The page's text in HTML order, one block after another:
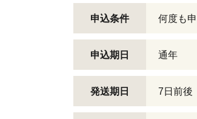
申込条件 何度も
申込期日 通年
発送期日 7日前後